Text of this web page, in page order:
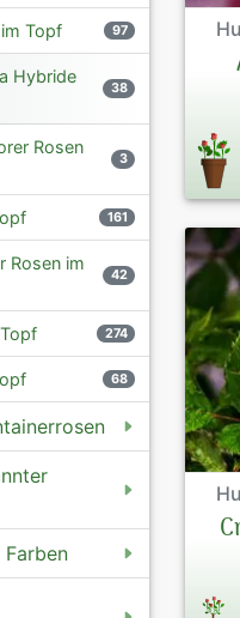
Topf 97
Hybride
38
Rosen
3
161
Rosen im
42
274
68